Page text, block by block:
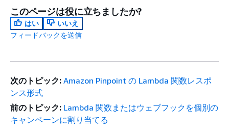
このページは役に立ちましたか?
はい
いいえ
フィードバックを送信
次のトピック: Amazon Pinpoint の Lambda 関数レスポ
ンス形式
前のトピック: Lambda 関数またはウェブフックを個別の
キャンペーンに割り当てる